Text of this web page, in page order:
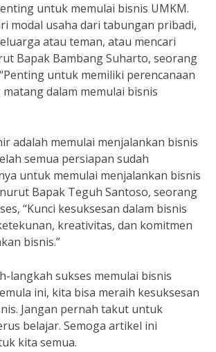
untuk memulai bisnis UMKM.
modal usaha dari tabungan pribadi,
atau teman, atau mencari
Bapak Bambang Suharto, seorang
untuk memiliki perencanaan
dalam memulai bisnis
adalah memulai menjalankan bisnis
semua persiapan sudah
untuk memulai menjalankan bisnis
Bapak Teguh Santoso, seorang
“Kunci kesuksesan dalam bisnis
kreativitas, dan komitmen
bisnis.”
langkah sukses memulai bisnis
ini, kita bisa meraih kesuksesan
Jangan pernah takut untuk
belajar. Semoga artikel ini
kita semua.